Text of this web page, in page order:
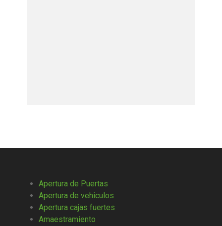
Apertura de Puertas
Apertura de vehiculos
Apertura cajas fuertes
Amaestramiento